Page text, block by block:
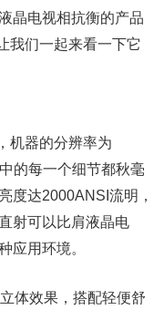
晶电视相抗衡的产品
们一起来看一下它
机器的分辨率为
的每一个细节都秋毫
度达2000ANSI流明，
射可以比肩液晶电
应用环境。
体效果，搭配轻便舒